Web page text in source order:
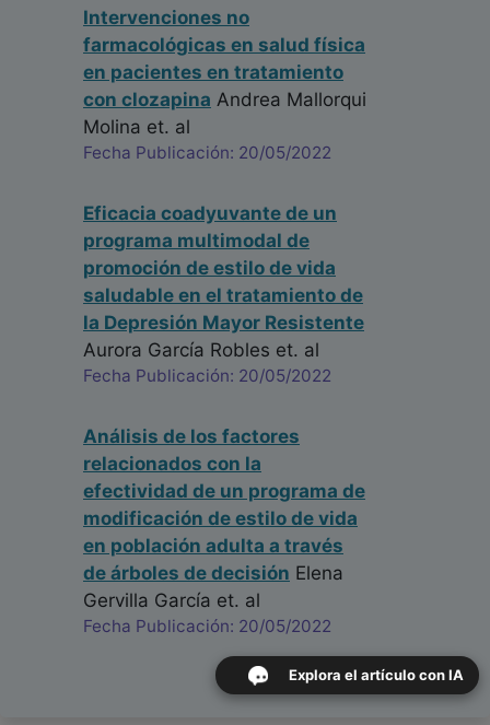
Intervenciones no
farmacológicas en salud física
en pacientes en tratamiento
con clozapina Andrea Mallorqui
Molina et. al
Fecha Publicación: 20/05/2022
Eficacia coadyuvante de un
programa multimodal de
promoción de estilo de vida
saludable en el tratamiento de
la Depresión Mayor Resistente
Aurora García Robles et. al
Fecha Publicación: 20/05/2022
Análisis de los factores
relacionados con la
efectividad de un programa de
modificación de estilo de vida
en población adulta a través
de árboles de decisión Elena
Gervilla García et. al
Fecha Publicación: 20/05/2022
Explora el artículo con IA